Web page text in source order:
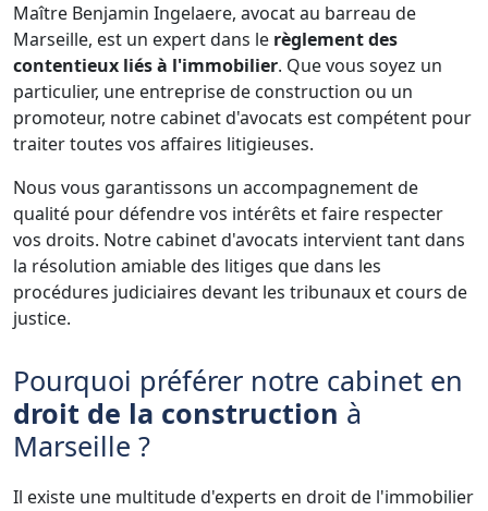
Maître Benjamin Ingelaere, avocat au barreau de
Marseille, est un expert dans le règlement des
contentieux liés à l'immobilier. Que vous soyez un
particulier, une entreprise de construction ou un
promoteur, notre cabinet d'avocats est compétent pour
traiter toutes vos affaires litigieuses.
Nous vous garantissons un accompagnement de
qualité pour défendre vos intérêts et faire respecter
vos droits. Notre cabinet d'avocats intervient tant dans
la résolution amiable des litiges que dans les
procédures judiciaires devant les tribunaux et cours de
justice.
Pourquoi préférer notre cabinet en
droit de la construction à
Marseille ?
Il existe une multitude d'experts en droit de l'immobilier